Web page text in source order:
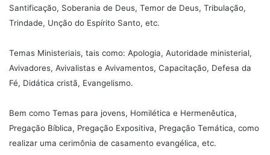
Santificação, Soberania de Deus, Temor de Deus, Tribulação,
Trindade, Unção do Espírito Santo, etc.
Temas Ministeriais, tais como: Apologia, Autoridade ministerial,
Avivadores, Avivalistas e Avivamentos, Capacitação, Defesa da
Fé, Didática cristã, Evangelismo.
Bem como Temas para jovens, Homilética e Hermenêutica,
Pregação Bíblica, Pregação Expositiva, Pregação Temática, como
realizar uma cerimônia de casamento evangélica, etc.